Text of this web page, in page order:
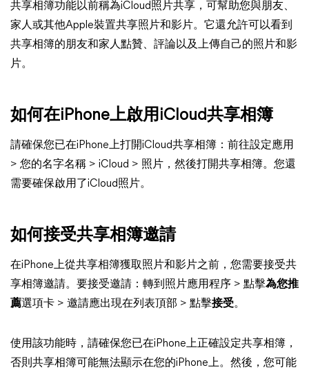
共享相簿功能以前稱為iCloud照片共享，可幫助您與朋友、
家人或其他Apple裝置共享照片和影片。它還允許可以看到
共享相簿的朋友和家人點贊、評論以及上傳自己的照片和影
片。
如何在iPhone上啟用iCloud共享相簿
請確保您已在iPhone上打開iCloud共享相簿：前往設定應用
> 您的名字名稱 > iCloud > 照片，然後打開共享相簿。您還
需要確保啟用了iCloud照片。
如何接受共享相簿邀請
在iPhone上從共享相簿獲取照片和影片之前，您需要接受共
享相簿邀請。要接受邀請：轉到照片應用程序 > 點擊為您推
薦選項卡 > 邀請應出現在列表頂部 > 點擊接受。
使用該功能時，請確保您已在iPhone上正確設定共享相簿，
否則共享相簿可能無法顯示在您的iPhone上。然後，您可能